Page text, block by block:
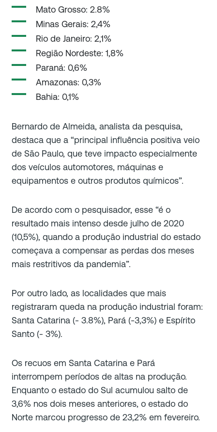
Mato Grosso: 2.8%
Minas Gerais: 2,4%
Rio de Janeiro: 2,1%
Região Nordeste: 1,8%
Paraná: 0,6%
Amazonas: 0,3%
Bahia: 0,1%
Bernardo de Almeida, analista da pesquisa,
destaca que a “principal influência positiva veio
de São Paulo, que teve impacto especialmente
dos veículos automotores, máquinas e
equipamentos e outros produtos químicos”.
De acordo com o pesquisador, esse “é o
resultado mais intenso desde julho de 2020
(10,5%), quando a produção industrial do estado
começava a compensar as perdas dos meses
mais restritivos da pandemia”.
Por outro lado, as localidades que mais
registraram queda na produção industrial foram:
Santa Catarina (- 3.8%), Pará (-3,3%) e Espírito
Santo (- 3%).
Os recuos em Santa Catarina e Pará
interrompem períodos de altas na produção.
Enquanto o estado do Sul acumulou salto de
3,6% nos dois meses anteriores, o estado do
Norte marcou progresso de 23,2% em fevereiro.